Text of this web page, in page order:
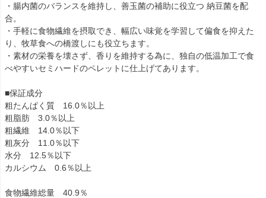
・腸内菌のバランスを維持し、善玉菌の補助に役立つ 納豆菌を配
合。
・手軽に食物繊維を摂取でき、幅広い味覚を学習して偏食を抑えた
り、牧草食への橋渡しにも役立ちます。
・素材の栄養を壊さず、香りを維持する為に、独自の低温加工で食
べやすいセミハードのペレットに仕上げてあります。
■保証成分
粗たんぱく質 16.0％以上
粗脂肪 3.0％以上
粗繊維 14.0％以下
粗灰分 11.0％以下
水分 12.5％以下
カルシウム 0.6％以上
食物繊維総量 40.9％